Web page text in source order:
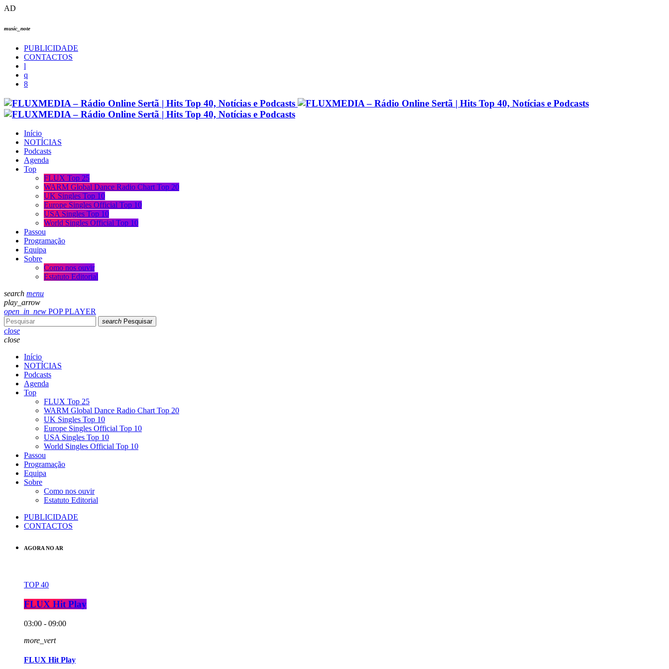
AD
music_note
PUBLICIDADE
CONTACTOS
Início
NOTÍCIAS
Podcasts
Agenda
Top
FLUX Top 25
WARM Global Dance Radio Chart Top 20
UK Singles Top 10
Europe Singles Official Top 10
USA Singles Top 10
World Singles Official Top 10
Passou
Programação
Equipa
Sobre
Como nos ouvir
Estatuto Editorial
search menu
play_arrow
open_in_new POP PLAYER
search Pesquisar
close
close
Início
NOTÍCIAS
Podcasts
Agenda
Top
FLUX Top 25
WARM Global Dance Radio Chart Top 20
UK Singles Top 10
Europe Singles Official Top 10
USA Singles Top 10
World Singles Official Top 10
Passou
Programação
Equipa
Sobre
Como nos ouvir
Estatuto Editorial
PUBLICIDADE
CONTACTOS
AGORA NO AR
TOP 40
FLUX Hit Play
03:00 - 09:00
more_vert
FLUX Hit Play